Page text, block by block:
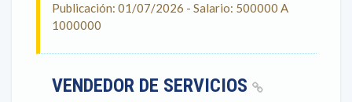
Publicación: 01/07/2026 - Salario: 500000 A
1000000
VENDEDOR DE SERVICIOS